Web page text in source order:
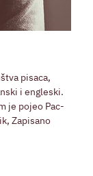
pisaca,
i engleski.
je pojeo Pac-
Zapisano